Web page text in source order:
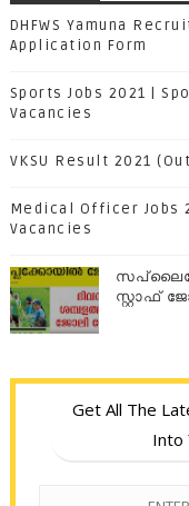
DHFWS Yamuna
Application Form
Sports Jobs 2021 |
Vacancies
VKSU Result 2021
Medical Officer Jobs
Vacancies
സ്റ്റാഫ്
Get All The
Into